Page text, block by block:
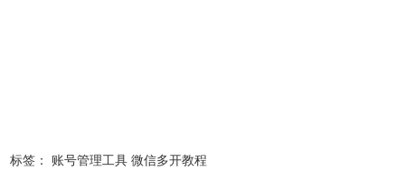
标签： 账号管理工具 微信多开教程